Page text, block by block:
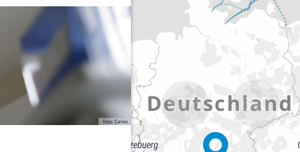
1772 680